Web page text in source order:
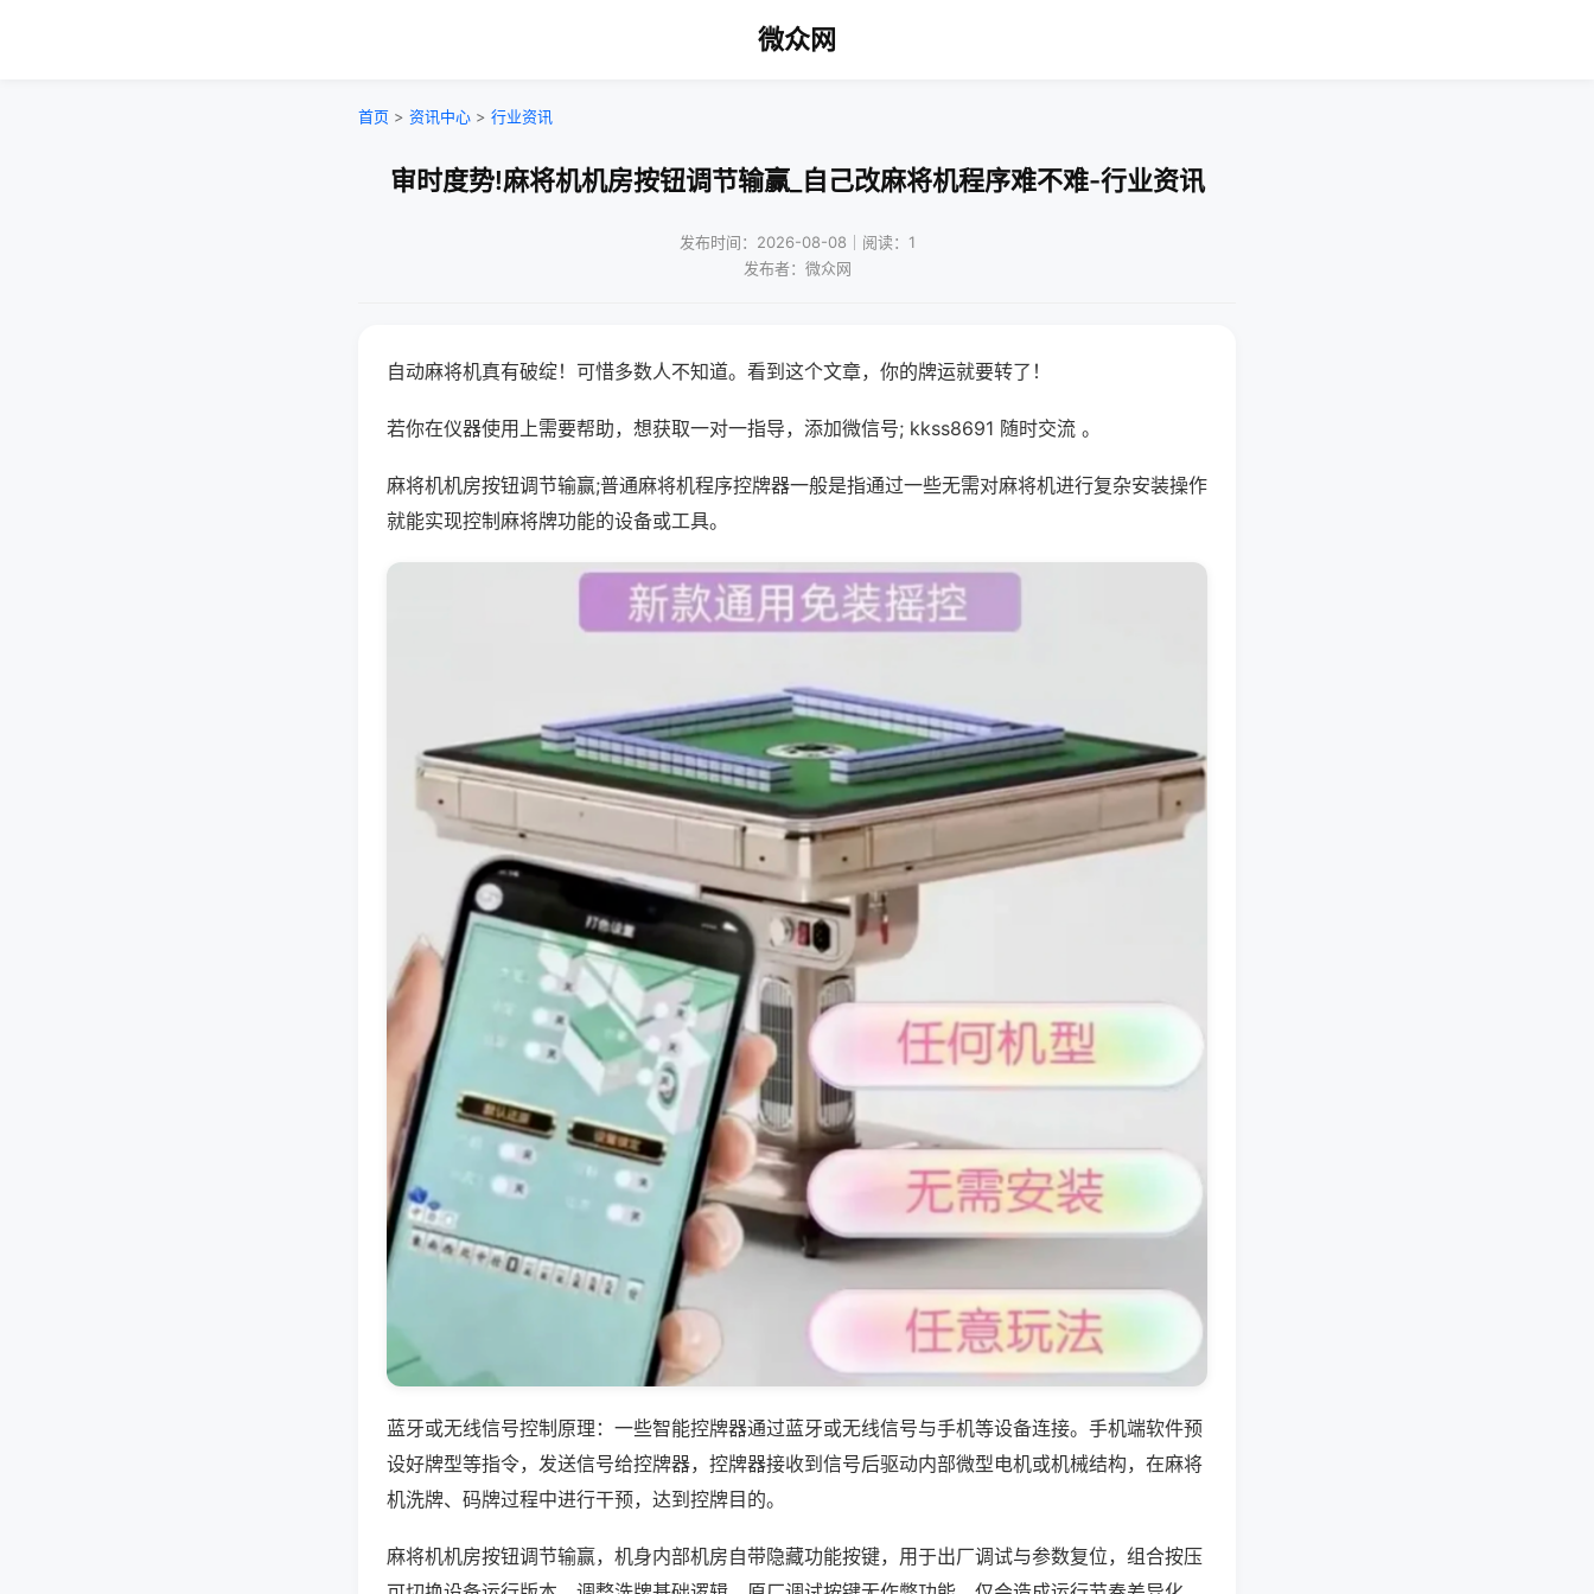
微众网
首页 > 资讯中心 > 行业资讯
审时度势!麻将机机房按钮调节输赢_自己改麻将机程序难不难-行业资讯
发布时间：2026-08-08｜阅读：1
发布者：微众网
自动麻将机真有破绽！可惜多数人不知道。看到这个文章，你的牌运就要转了！
若你在仪器使用上需要帮助，想获取一对一指导，添加微信号; kkss8691 随时交流 。
麻将机机房按钮调节输赢;普通麻将机程序控牌器一般是指通过一些无需对麻将机进行复杂安装操作
就能实现控制麻将牌功能的设备或工具。
蓝牙或无线信号控制原理：一些智能控牌器通过蓝牙或无线信号与手机等设备连接。手机端软件预
设好牌型等指令，发送信号给控牌器，控牌器接收到信号后驱动内部微型电机或机械结构，在麻将
机洗牌、码牌过程中进行干预，达到控牌目的。
麻将机机房按钮调节输赢，机身内部机房自带隐藏功能按键，用于出厂调试与参数复位，组合按压